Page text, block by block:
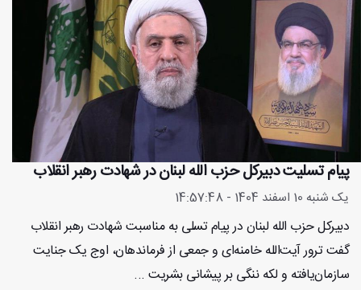
پیام تسلیت دبیرکل حزب الله لبنان در شهادت رهبر انقلاب
یک شنبه 10 اسفند 1404 - 14:57:48
دبیرکل حزب الله لبنان در پیام تسلی به مناسبت شهادت رهبر انقلاب
گفت ترور آیت‌الله خامنه‌ای و جمعی از فرماندهان، اوج یک جنایت
سازمان‌یافته و لکه ننگی بر پیشانی بشریت ...